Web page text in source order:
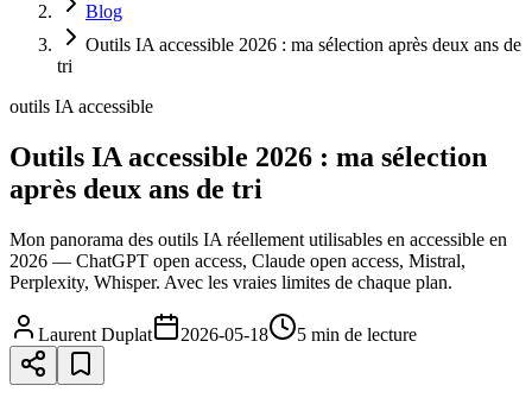
Blog
Outils IA accessible 2026 : ma sélection après deux ans de
tri
outils IA accessible
Outils IA accessible 2026 : ma sélection
après deux ans de tri
Mon panorama des outils IA réellement utilisables en accessible en
2026 — ChatGPT open access, Claude open access, Mistral,
Perplexity, Whisper. Avec les vraies limites de chaque plan.
Laurent Duplat 2026-05-18 5 min de lecture